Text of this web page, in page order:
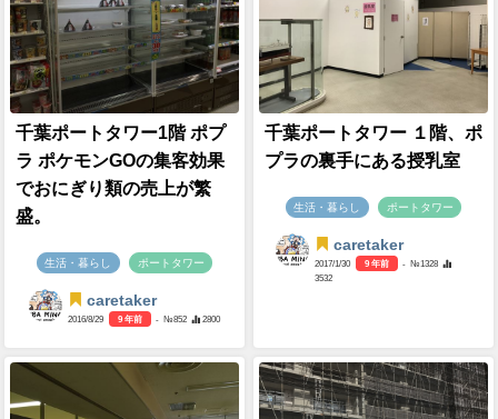
千葉ポートタワー1階 ポプ
ラ ポケモンGOの集客効果
でおにぎり類の売上が繁
盛。
生活・暮らし ポートタワー
caretaker
2016/8/29 9 年前 - №852 2800
千葉ポートタワー １階、ポ
プラの裏手にある授乳室
生活・暮らし ポートタワー
caretaker
2017/1/30 9 年前
- №1328
3532